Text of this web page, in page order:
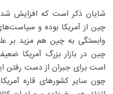
شایان ذکر است که افزایش
چین از آمریکا بوده و
وابستگی‌ به چین هم مزید بر
چین در بازار بزرگ آمریکا
است برای جبران از دست رفتن
چون سایر کشورهای قاره